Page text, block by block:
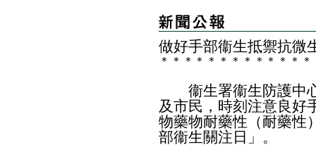
做好手部衞生抵禦抗微
＊ ＊ ＊ ＊ ＊ ＊ ＊ ＊ ＊ ＊ ＊ ＊ ＊
衞生署衞生防護中心
及市民，時刻 注意良好
物藥物耐藥性（耐藥性
部衞生關注日」 。